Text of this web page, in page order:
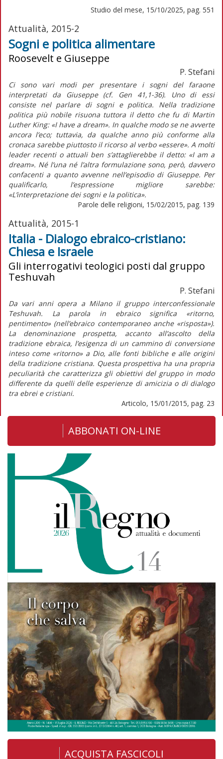
Studio del mese, 15/10/2025, pag. 551
Attualità, 2015-2
Sogni e politica alimentare
Roosevelt e Giuseppe
P. Stefani
Ci sono vari modi per presentare i sogni del faraone
interpretati da Giuseppe (cf. Gen 41,1-36). Uno di essi
consiste nel parlare di sogni e politica. Nella tradizione
politica più nobile risuona tuttora il detto che fu di Martin
Luther King: «I have a dream». In qualche modo se ne avverte
ancora l’eco; tuttavia, da qualche anno più conforme alla
cronaca sarebbe piuttosto il ricorso al verbo «essere». A molti
leader recenti o attuali ben s’attaglierebbe il detto: «I am a
dream». Né l’una né l’altra formulazione sono, però, davvero
confacenti a quanto avvenne nell’episodio di Giuseppe. Per
qualificarlo, l’espressione migliore sarebbe:
«L’interpretazione dei sogni e la politica».
Parole delle religioni, 15/02/2015, pag. 139
Attualità, 2015-1
Italia - Dialogo ebraico-cristiano:
Chiesa e Israele
Gli interrogativi teologici posti dal gruppo
Teshuvah
P. Stefani
Da vari anni opera a Milano il gruppo interconfessionale
Teshuvah. La parola in ebraico significa «ritorno,
pentimento» (nell’ebraico contemporaneo anche «risposta»).
La denominazione prospetta, accanto all’ascolto della
tradizione ebraica, l’esigenza di un cammino di conversione
inteso come «ritorno» a Dio, alle fonti bibliche e alle origini
della tradizione cristiana. Questa prospettiva ha una propria
peculiarità che caratterizza gli obiettivi del gruppo in modo
differente da quelli delle esperienze di amicizia o di dialogo
tra ebrei e cristiani.
Articolo, 15/01/2015, pag. 23
ABBONATI ON-LINE
ACQUISTA FASCICOLI